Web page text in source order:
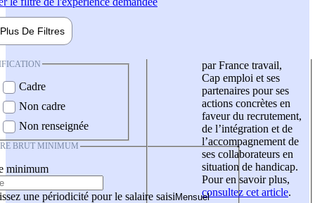
Plus De Filtres
Cadre
Non cadre
Non renseignée
BRUT MINIMUM
minimum
une périodicité pour le salaire saisi
par France travail,
Cap emploi et ses
partenaires pour ses
actions concrètes en
faveur du recrutement,
de l’intégration et de
l’accompagnement de
ses collaborateurs en
situation de handicap.
Pour en savoir plus,
consultez cet article.